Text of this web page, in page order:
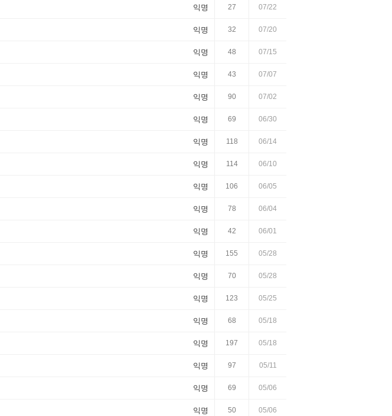
익명 27 07/22
익명 32 07/20
익명 48 07/15
익명 43 07/07
익명 90 07/02
익명 69 06/30
익명 118 06/14
익명 114 06/10
익명 106 06/05
익명 78 06/04
익명 42 06/01
익명 155 05/28
익명 70 05/28
익명 123 05/25
익명 68 05/18
익명 197 05/18
익명 97 05/11
익명 69 05/06
익명 50 05/06